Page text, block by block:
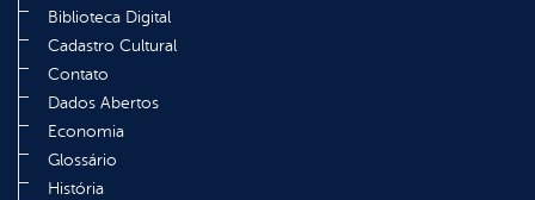
Biblioteca Digital
Cadastro Cultural
Contato
Dados Abertos
Economia
Glossário
História